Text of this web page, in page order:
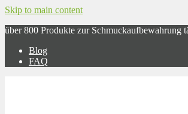
Skip to main content
über 800 Produkte zur Schmuckaufbewahrung
Blog
FAQ